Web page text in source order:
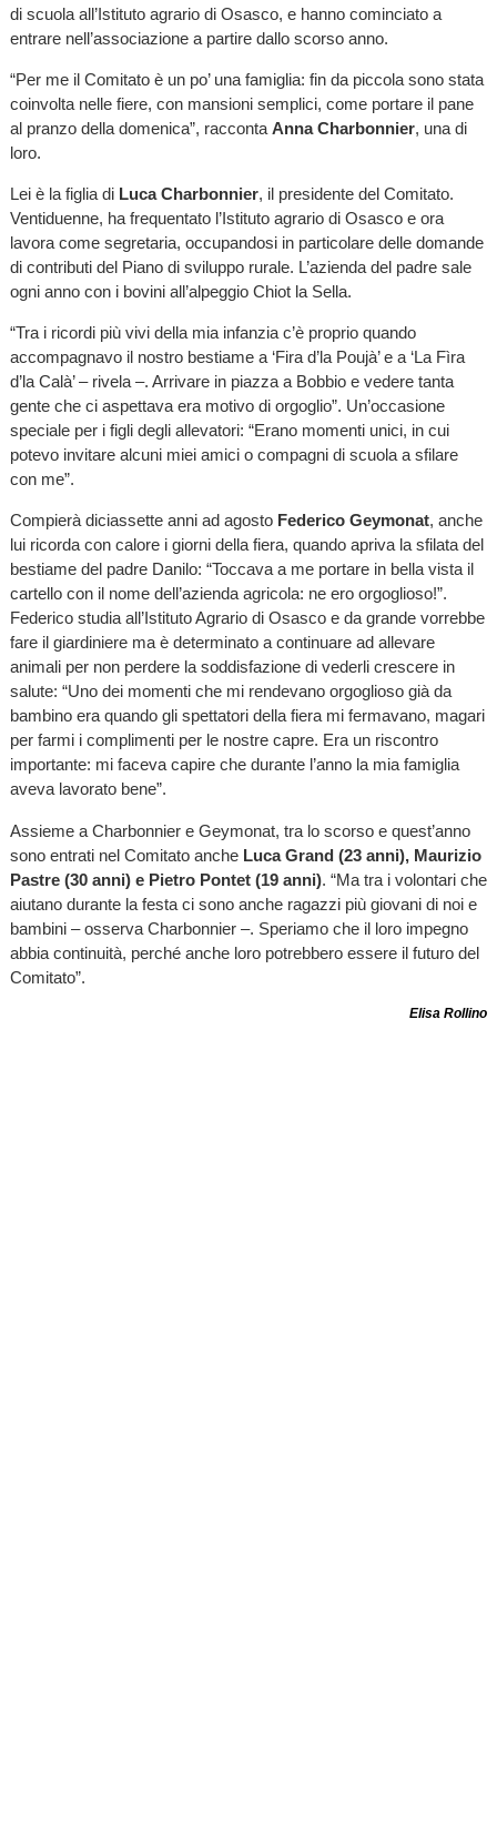
di scuola all’Istituto agrario di Osasco, e hanno cominciato a
entrare nell’associazione a partire dallo scorso anno.
“Per me il Comitato è un po’ una famiglia: fin da piccola sono stata
coinvolta nelle fiere, con mansioni semplici, come portare il pane
al pranzo della domenica”, racconta Anna Charbonnier, una di
loro.
Lei è la figlia di Luca Charbonnier, il presidente del Comitato.
Ventiduenne, ha frequentato l’Istituto agrario di Osasco e ora
lavora come segretaria, occupandosi in particolare delle domande
di contributi del Piano di sviluppo rurale. L’azienda del padre sale
ogni anno con i bovini all’alpeggio Chiot la Sella.
“Tra i ricordi più vivi della mia infanzia c’è proprio quando
accompagnavo il nostro bestiame a ‘Fira d’la Poujà’ e a ‘La Fìra
d’la Calà’ – rivela –. Arrivare in piazza a Bobbio e vedere tanta
gente che ci aspettava era motivo di orgoglio”. Un’occasione
speciale per i figli degli allevatori: “Erano momenti unici, in cui
potevo invitare alcuni miei amici o compagni di scuola a sfilare
con me”.
Compierà diciassette anni ad agosto Federico Geymonat, anche
lui ricorda con calore i giorni della fiera, quando apriva la sfilata del
bestiame del padre Danilo: “Toccava a me portare in bella vista il
cartello con il nome dell’azienda agricola: ne ero orgoglioso!”.
Federico studia all’Istituto Agrario di Osasco e da grande vorrebbe
fare il giardiniere ma è determinato a continuare ad allevare
animali per non perdere la soddisfazione di vederli crescere in
salute: “Uno dei momenti che mi rendevano orgoglioso già da
bambino era quando gli spettatori della fiera mi fermavano, magari
per farmi i complimenti per le nostre capre. Era un riscontro
importante: mi faceva capire che durante l’anno la mia famiglia
aveva lavorato bene”.
Assieme a Charbonnier e Geymonat, tra lo scorso e quest’anno
sono entrati nel Comitato anche Luca Grand (23 anni), Maurizio
Pastre (30 anni) e Pietro Pontet (19 anni). “Ma tra i volontari che
aiutano durante la festa ci sono anche ragazzi più giovani di noi e
bambini – osserva Charbonnier –. Speriamo che il loro impegno
abbia continuità, perché anche loro potrebbero essere il futuro del
Comitato”.
Elisa Rollino